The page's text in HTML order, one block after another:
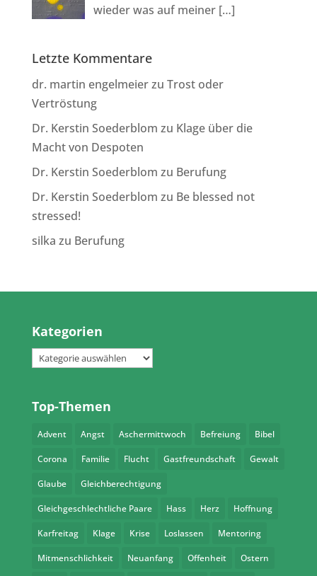
wieder was auf meiner […]
Letzte Kommentare
dr. martin engelmeierzu Trost oder
Vertröstung
Dr. Kerstin Soederblom zu Klage über die
Macht von Despoten
Dr. Kerstin Soederblom zu Berufung
Dr. Kerstin Soederblom zu Be blessed not
stressed!
silka zu Berufung
Kategorien
Kategorien
Top-Themen
Advent Angst Aschermittwoch Befreiung Bibel
Corona Familie Flucht Gastfreundschaft Gewalt
Glaube Gleichberechtigung
Gleichgeschlechtliche Paare Hass Herz Hoffnung
Karfreitag Klage Krise Loslassen Mentoring
Mitmenschlichkeit Neuanfang Offenheit Ostern